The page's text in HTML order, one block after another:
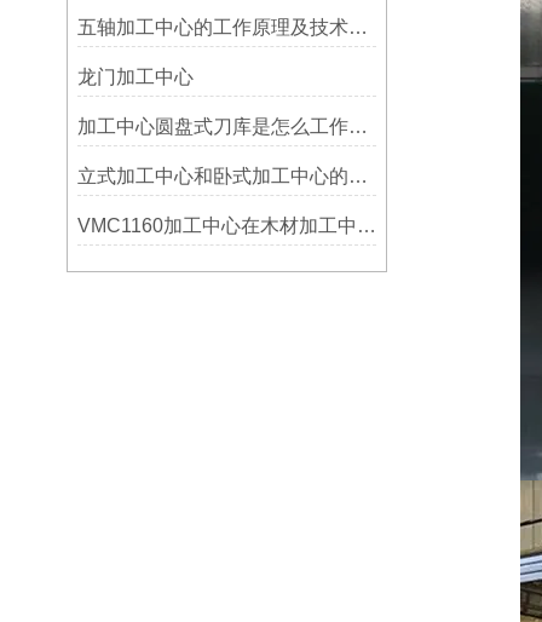
五轴加工中心的工作原理及技术优势
龙门加工中心
加工中心圆盘式刀库是怎么工作的？
立式加工中心和卧式加工中心的区别
VMC1160加工中心在木材加工中的应用